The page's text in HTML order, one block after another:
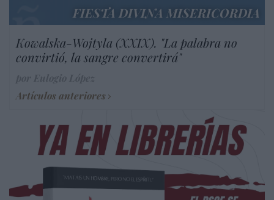
FIESTA DIVINA MISERICORDIA
Kowalska-Wojtyla (XXIX). "La palabra no
convirtió, la sangre convertirá"
Artículos anteriores